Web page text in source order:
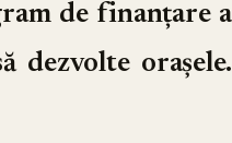
de finanțare a
dezvolte orașele.